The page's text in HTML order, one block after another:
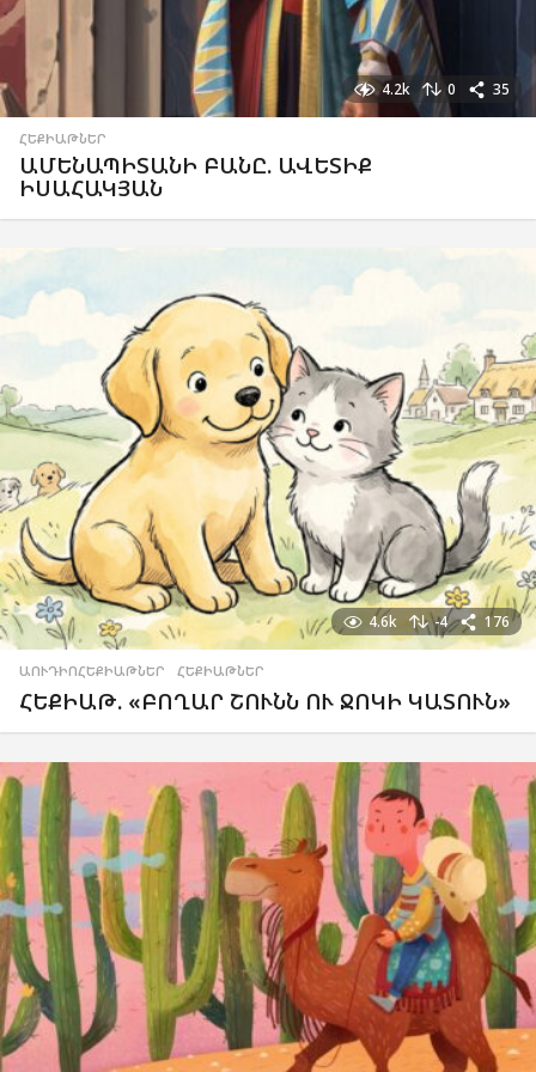
4.2k 0 35
ՀԵՔԻԱԹՆԵՐ
ԱՄԵՆԱՊԻՏԱՆԻ ԲԱՆԸ. ԱՎԵՏԻՔ
ԻՍԱՀԱԿՅԱՆ
4.6k -4 176
ԱՈՒԴԻՈՀԵՔԻԱԹՆԵՐ ,ՀԵՔԻԱԹՆԵՐ
ՀԵՔԻԱԹ. «ԲՈՂԱՐ ՇՈՒՆՆ ՈՒ ՋՈԿԻ ԿԱՏՈՒՆ»